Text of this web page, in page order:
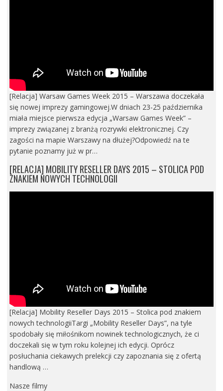
[Relacja] Warsaw Games Week 2015 – Warszawa doczekała
się nowej imprezy gamingowej.W dniach 23-25 października
miała miejsce pierwsza edycja „Warsaw Games Week” –
imprezy związanej z branżą rozrywki elektronicznej. Czy
zagości na mapie Warszawy na dłużej?Odpowiedź na te
pytanie poznamy już w pr…
[RELACJA] MOBILITY RESELLER DAYS 2015 – STOLICA POD
ZNAKIEM NOWYCH TECHNOLOGII
[Relacja] Mobility Reseller Days 2015 – Stolica pod znakiem
nowych technologiiTargi „Mobility Reseller Days”, na tyle
spodobały się miłośnikom nowinek technologicznych, że ci
doczekali się w tym roku kolejnej ich edycji. Oprócz
posłuchania ciekawych prelekcji czy zapoznania się z ofertą
handlową …
Nasze filmy